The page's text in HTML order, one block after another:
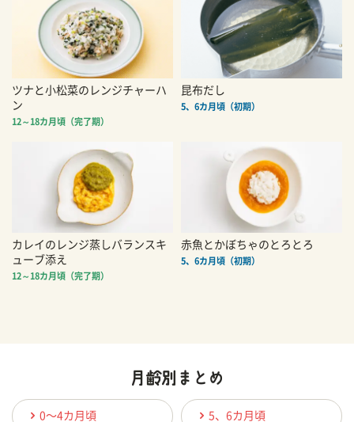
ツナと小松菜のレンジチャーハ
ン
12～18カ月頃（完了期）
昆布だし
5、6カ月頃（初期）
カレイのレンジ蒸しバランスキ
ューブ添え
12～18カ月頃（完了期）
赤魚とかぼちゃのとろとろ
5、6カ月頃（初期）
0〜4カ月頃 5、6カ月頃